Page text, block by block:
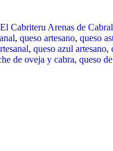
El Cabriteru Arenas de
, queso artesano, queso
, queso azul artesano,
de oveja y cabra, queso